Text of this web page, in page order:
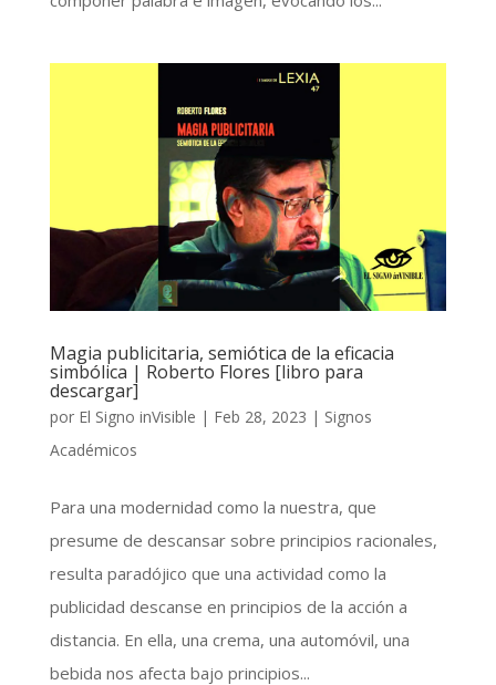
Magia publicitaria, semiótica de la eficacia
simbólica | Roberto Flores [libro para
descargar]
por El Signo inVisible | Feb 28, 2023 | Signos
Académicos
Para una modernidad como la nuestra, que
presume de descansar sobre principios racionales,
resulta paradójico que una actividad como la
publicidad descanse en principios de la acción a
distancia. En ella, una crema, una automóvil, una
bebida nos afecta bajo principios...